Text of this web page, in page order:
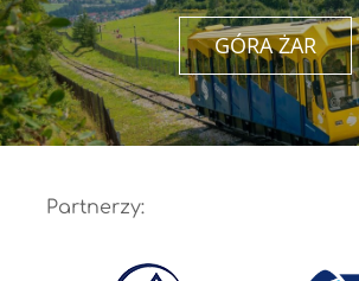
GÓRA ŻAR
Partnerzy: